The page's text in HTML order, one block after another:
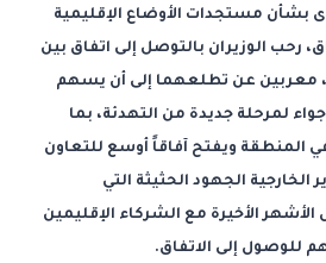
بشأن مستجدات الأوضاع الإقليمية
رحب الوزيران بالتوصل إلى اتفاق بين
معربين عن تطلعهما إلى أن يسهم
لمرحلة جديدة من التهدئة، بما
المنطقة ويفتح آفاقاً أوسع للتعاون
الجهود الحثيثة التي
الأخيرة مع الشركاء الإقليمين
للوصول إلى الاتفاق.